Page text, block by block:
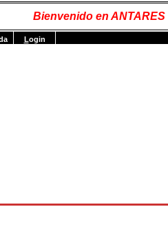
Bienvenido en
Login